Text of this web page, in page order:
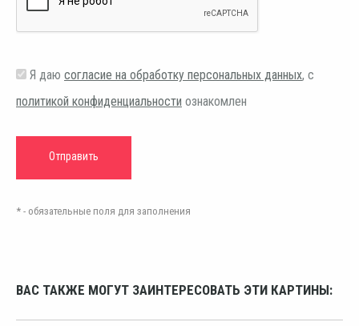
Я даю согласие на обработку персональных данных, с
политикой конфиденциальности ознакомлен
* - обязательные поля для заполнения
ВАС ТАКЖЕ МОГУТ ЗАИНТЕРЕСОВАТЬ ЭТИ КАРТИНЫ: